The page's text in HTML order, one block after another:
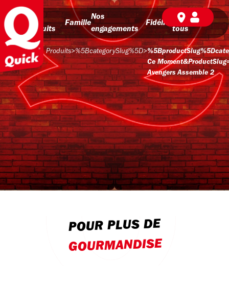
Nos
produits
Famille
Nos
engagements
Fidélité
BD pour
tous
Produits>%5BcategorySlug%5D>
Ce
Avengers Assemble 2
POUR PLUS DE
GOURMANDISE